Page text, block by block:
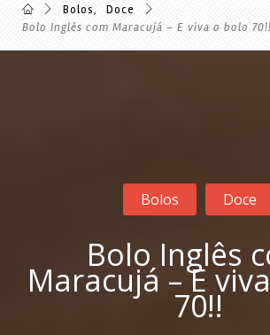
Bolos,
Doce
Bolo Inglês com Maracujá – E viva o bolo 70!!
Bolos Doce
Bolo Inglês
Maracujá – E
70!!